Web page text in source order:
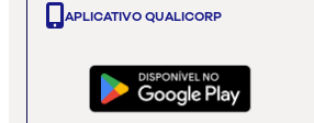
APLICATIVO QUALICORP